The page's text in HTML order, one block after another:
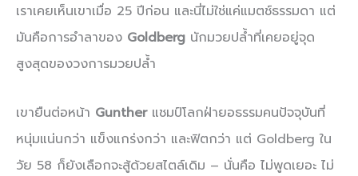
เราเคยเห็นเขาเมื่อ 25 ปีก่อน และนี่ไม่ใช่แค่แมตช์ธรรมดา แต่
มันคือการอำลาของ Goldberg นักมวยปล้ำที่เคยอยู่จุด
สูงสุดของวงการมวยปล้ำ
เขายืนต่อหน้า Guntherแชมป์โลกฝ่ายอธรรมคนปัจจุบันที่
หนุ่มแน่นกว่า แข็งแกร่งกว่า และฟิตกว่า แต่ Goldberg ใน
วัย 58 ก็ยังเลือกจะสู้ด้วยสไตล์เดิม – นั่นคือ ไม่พูดเยอะ ไม่